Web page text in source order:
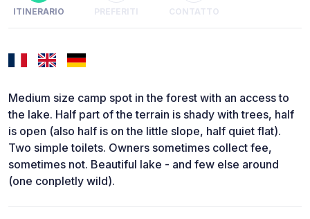
ITINERARIO PREFERITI CONTATTO
Medium size camp spot in the forest with an access to
the lake. Half part of the terrain is shady with trees, half
is open (also half is on the little slope, half quiet flat).
Two simple toilets. Owners sometimes collect fee,
sometimes not. Beautiful lake - and few else around
(one conpletly wild).